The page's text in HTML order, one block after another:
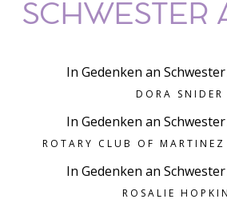
SCHWESTER
In Gedenken an
DORA SNIDER
In Gedenken an
ROTARY CLUB OF
In Gedenken an
ROSALIE